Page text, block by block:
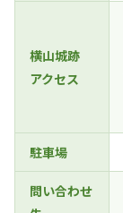
横山城跡
アクセス
駐車場
問い合わせ